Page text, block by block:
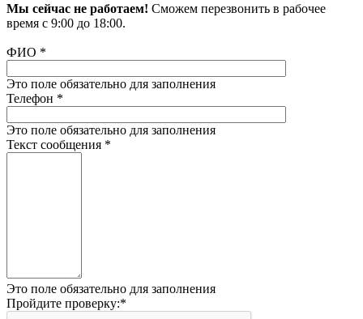
Мы сейчас не работаем! Сможем перезвонить в рабочее
время с 9:00 до 18:00.
ФИО *
Это поле обязательно для заполнения
Телефон *
Это поле обязательно для заполнения
Текст сообщения *
Это поле обязательно для заполнения
Пройдите проверку:*